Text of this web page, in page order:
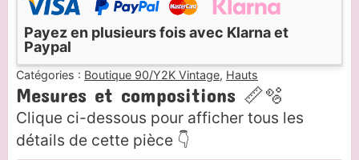
Mesures et compositions 📏🫧
Clique ci-dessous pour afficher tous les
détails de cette pièce 👇
Payez en plusieurs fois avec Klarna et
Paypal
Catégories : Boutique 90/Y2K Vintage, Hauts